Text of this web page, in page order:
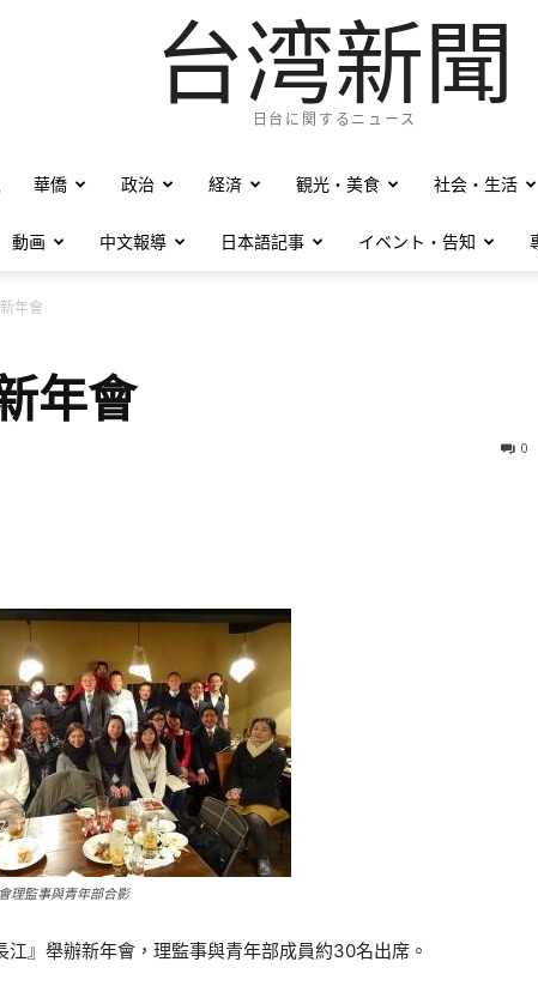
台湾新聞
日台に関するニュース
華僑 政治 経済 観光・美食 社会・生活
動画 中文報導 日本語記事 イベント・告知
年會
年會
0
理監事與青年部合影
』舉辦新年會，理監事與青年部成員約30名出席。